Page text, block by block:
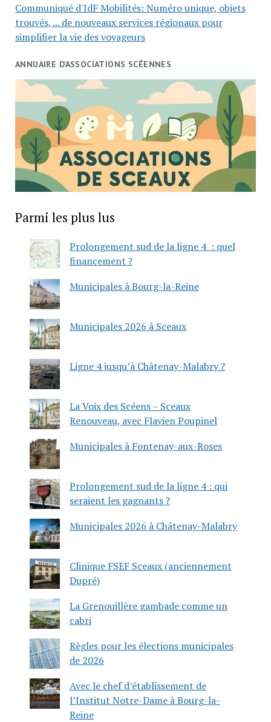
Communiqué d'IdF Mobilités: Numéro unique, objets
trouvés, ... de nouveaux services régionaux pour
simplifier la vie des voyageurs
ANNUAIRE D’ASSOCIATIONS SCÉENNES
Parmi les plus lus
Prolongement sud de la ligne 4 : quel
financement ?
Municipales à Bourg-la-Reine
Municipales 2026 à Sceaux
Ligne 4 jusqu’à Châtenay-Malabry ?
La Voix des Scéens – Sceaux
Renouveau, avec Flavien Poupinel
Municipales à Fontenay-aux-Roses
Prolongement sud de la ligne 4 : qui
seraient les gagnants ?
Municipales 2026 à Châtenay-Malabry
Clinique FSEF Sceaux (anciennement
Dupré)
La Grenouillère gambade comme un
cabri
Règles pour les élections municipales
de 2026
Avec le chef d’établissement de
l’Institut Notre-Dame à Bourg-la-
Reine